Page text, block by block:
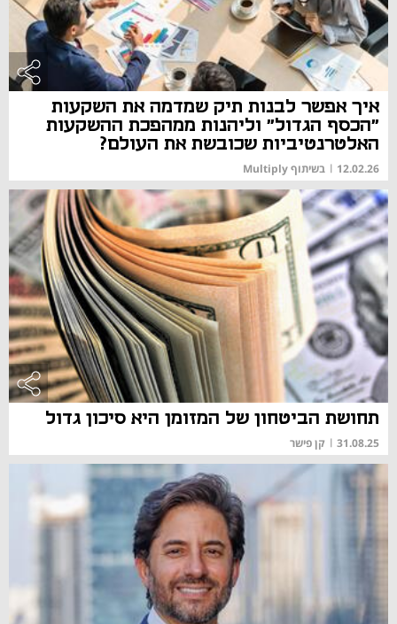
איך אפשר לבנות תיק שמדמה את השקעות
"הכסף הגדול" וליהנות ממהפכת ההשקעות
האלטרנטיביות שכובשת את העולם?
12.02.26
| בשיתוף Multiply
תחושת הביטחון של המזומן היא סיכון גדול
31.08.25
| קן פישר